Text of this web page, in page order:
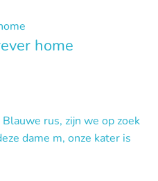
home
rus, zijn we op zoek
dame m, onze kater is